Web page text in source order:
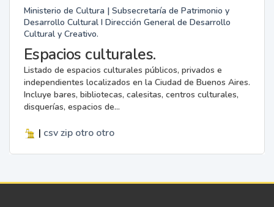
Ministerio de Cultura | Subsecretaría de Patrimonio y
Desarrollo Cultural I Dirección General de Desarrollo
Cultural y Creativo.
Espacios culturales.
Listado de espacios culturales públicos, privados e
independientes localizados en la Ciudad de Buenos Aires.
Incluye bares, bibliotecas, calesitas, centros culturales,
disquerías, espacios de...
| csv zip otro otro